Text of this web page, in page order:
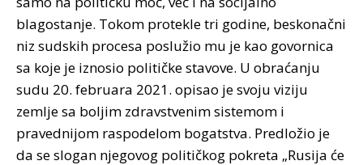
blagostanje. Tokom protekle tri godine, beskonačni
niz sudskih procesa poslužio mu je kao govornica
sa koje je iznosio političke stavove. U obraćanju
sudu 20. februara 2021. opisao je svoju viziju
zemlje sa boljim zdravstvenim sistemom i
pravednijom raspodelom bogatstva. Predložio je
da se slogan njegovog političkog pokreta „Rusija će